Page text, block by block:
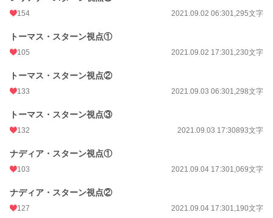
154 2021.09.02 06:301,295文字
トーマス・スターン視点①
105 2021.09.02 17:301,230文字
トーマス・スターン視点②
133 2021.09.03 06:301,298文字
トーマス・スターン視点③
132 2021.09.03 17:30893文字
ナディア・スターン視点①
103 2021.09.04 17:301,069文字
ナディア・スターン視点②
127 2021.09.04 17:301,190文字